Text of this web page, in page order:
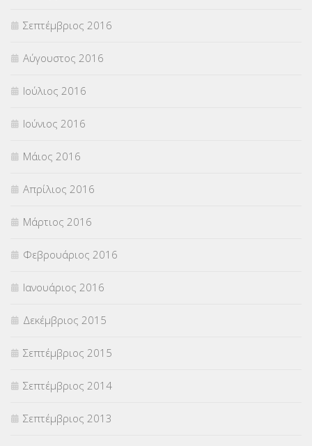
Σεπτέμβριος 2016
Αύγουστος 2016
Ιούλιος 2016
Ιούνιος 2016
Μάιος 2016
Απρίλιος 2016
Μάρτιος 2016
Φεβρουάριος 2016
Ιανουάριος 2016
Δεκέμβριος 2015
Σεπτέμβριος 2015
Σεπτέμβριος 2014
Σεπτέμβριος 2013